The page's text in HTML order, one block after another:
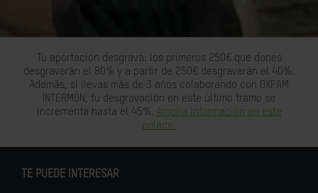
Tu aportación desgrava: los primeros 250€ que dones
desgravarán el 80% y a partir de 250€ desgravarán el 40%.
Además, si llevas más de 3 años colaborando con OXFAM
INTERMÓN, tu desgravación en este último tramo se
incrementa hasta el 45%. Amplia información en este
enlace.
TE PUEDE INTERESAR